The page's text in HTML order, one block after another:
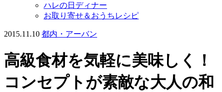
ハレの日ディナー
お取り寄せ＆おうちレシピ
2015.11.10 都内・アーバン
高級食材を気軽に美味しく！
コンセプトが素敵な大人の和